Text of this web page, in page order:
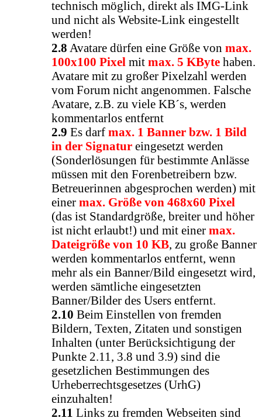
technisch möglich, direkt als IMG-Link
und nicht als Website-Link eingestellt
werden!
2.8 Avatare dürfen eine Größe von max.
100x100 Pixel mit max. 5 KByte haben.
Avatare mit zu großer Pixelzahl werden
vom Forum nicht angenommen. Falsche
Avatare, z.B. zu viele KB´s, werden
kommentarlos entfernt
2.9 Es darf max. 1 Banner bzw. 1 Bild
in der Signatur eingesetzt werden
(Sonderlösungen für bestimmte Anlässe
müssen mit den Forenbetreibern bzw.
Betreuerinnen abgesprochen werden) mit
einer max. Größe von 468x60 Pixel
(das ist Standardgröße, breiter und höher
ist nicht erlaubt!) und mit einer max.
Dateigröße von 10 KB, zu große Banner
werden kommentarlos entfernt, wenn
mehr als ein Banner/Bild eingesetzt wird,
werden sämtliche eingesetzten
Banner/Bilder des Users entfernt.
2.10 Beim Einstellen von fremden
Bildern, Texten, Zitaten und sonstigen
Inhalten (unter Berücksichtigung der
Punkte 2.11, 3.8 und 3.9) sind die
gesetzlichen Bestimmungen des
Urheberrechtsgesetzes (UrhG)
einzuhalten!
2.11 Links zu fremden Webseiten sind